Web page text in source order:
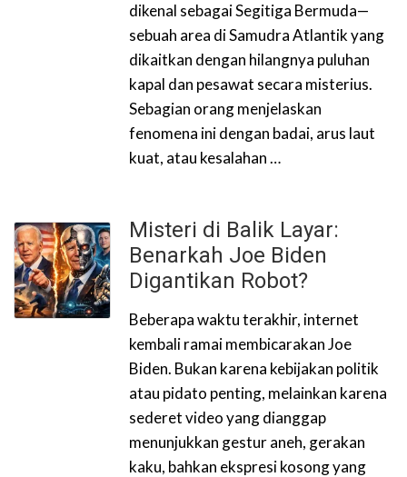
dikenal sebagai Segitiga Bermuda—
sebuah area di Samudra Atlantik yang
dikaitkan dengan hilangnya puluhan
kapal dan pesawat secara misterius.
Sebagian orang menjelaskan
fenomena ini dengan badai, arus laut
kuat, atau kesalahan …
Misteri di Balik Layar:
Benarkah Joe Biden
Digantikan Robot?
Beberapa waktu terakhir, internet
kembali ramai membicarakan Joe
Biden. Bukan karena kebijakan politik
atau pidato penting, melainkan karena
sederet video yang dianggap
menunjukkan gestur aneh, gerakan
kaku, bahkan ekspresi kosong yang